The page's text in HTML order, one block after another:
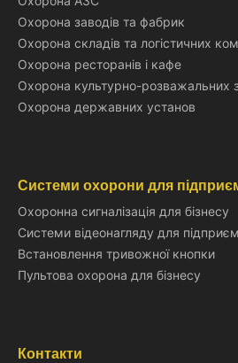
Охорона заводів та фабрик
Охорона складів та логістичних
Охорона ресторанів і кафе
Охорона культурно-розважальних
Охорона державних установ
Системи охорони для
Охоронна сигналізація для бізнесу
Системи відеонагляду для
Встановлення тривожної кнопки
Пультова охорона для бізнесу
Контакти